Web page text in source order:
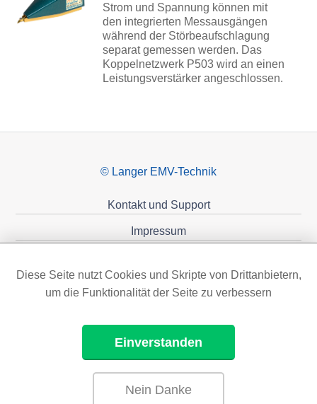
Strom und Spannung können mit
den integrierten Messausgängen
während der Störbeaufschlagung
separat gemessen werden. Das
Koppelnetzwerk P503 wird an einen
Leistungsverstärker angeschlossen.
© Langer EMV-Technik
Kontakt und Support
Impressum
Diese Seite nutzt Cookies und Skripte von Drittanbietern,
um die Funktionalität der Seite zu verbessern
Einverstanden
Nein Danke